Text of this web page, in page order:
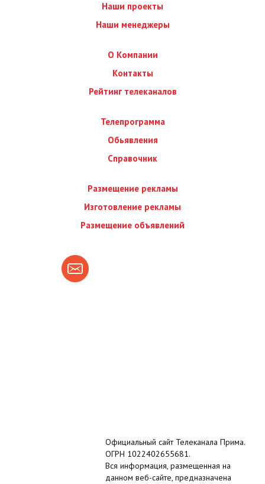
Наши проекты
Наши менеджеры
О Компании
Контакты
Рейтинг телеканалов
Телепрограмма
Обьявления
Справочник
Размещение рекламы
Изготовление рекламы
Размещение объявлений
Официальный сайт Телеканала Прима.
ОГРН 1022402655681.
Вся информация, размещенная на
данном веб-сайте, предназначена